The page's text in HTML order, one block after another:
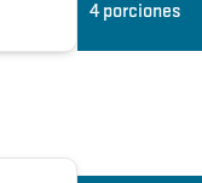
4 porciones